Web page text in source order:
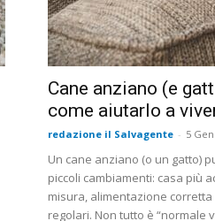
Cane anziano (e
come aiutarlo a
redazione il Salvagente - 5
Un cane anziano (o un gatto)
piccoli cambiamenti: casa più
misura, alimentazione
regolari. Non tutto è “normale